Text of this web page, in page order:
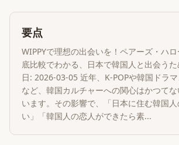
要点
WIPPYで理想の出会いを！ペアーズ・ハ
底比較でわかる、日本で韓国人と出会う
日: 2026-03-05 近年、K-POPや韓国ドラ
など、韓国カルチャーへの関心はかつて
います。その影響で、「日本に住む韓国
い」「韓国人の恋人ができたら素...